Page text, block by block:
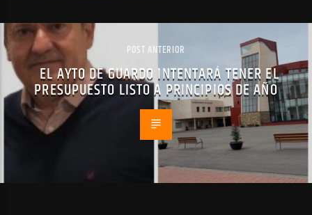
POST ANTERIOR
EL AYTO DE GUARDO INTENTARÁ TENER EL
PRESUPUESTO LISTO A PRINCIPIOS DE AÑO